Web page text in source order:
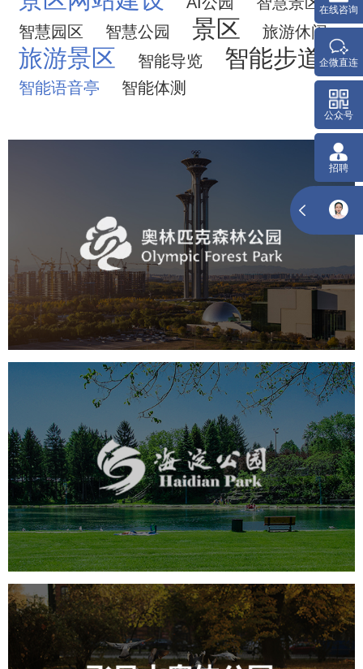
智慧园区
智慧公园 景区 旅游休闲
旅游景区 智能导览 智能步道
智能语音亭 智能体测
奥体森林公园
旅游休闲 公园 AI人工智能
智慧公园
智慧体育公园
智能步道 智能大数据平台
海淀公园
旅游休闲 公园 AI人工智能 智慧公园
智能步道
智能大数据平台
AR太极 智能语音亭
飞凤山奥体公园